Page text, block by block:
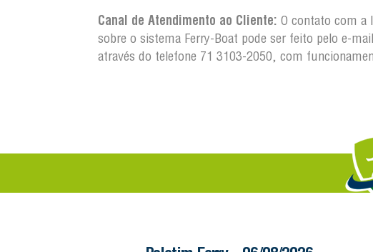
Canal de Atendimento ao Cliente: O contato com a
sobre o sistema Ferry-Boat pode ser feito pelo e-mail
através do telefone 71 3103-2050, com